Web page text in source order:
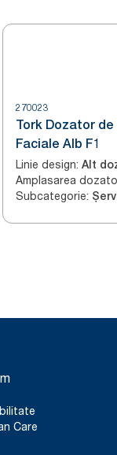
270023
Tork Dozator
Faciale Alb F1
Linie design: Alt
Amplasarea
Subcategorie:
Care